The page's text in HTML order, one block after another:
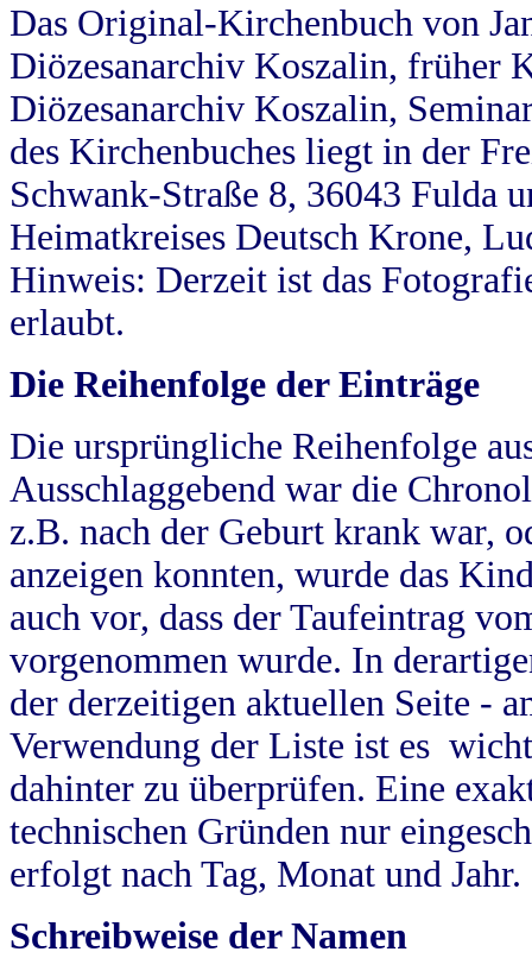
Das Original-Kirchenbuch von
Diözesanarchiv Koszalin, früher
Diözesanarchiv Koszalin,
des Kirchenbuches liegt in der
Schwank-Straße 8, 36043 Fulda
Heimatkreises Deutsch Krone,
Hinweis: Derzeit ist das
erlaubt.
Die Reihenfolge der Einträge
Die ursprüngliche Reihenfolge
Ausschlaggebend war die
z.B. nach der Geburt krank war,
anzeigen konnten, wurde das
auch vor, dass der Taufeintrag
vorgenommen wurde. In
der derzeitigen aktuellen Seite -
Verwendung der Liste ist es
dahinter zu überprüfen. Eine
technischen Gründen nur
erfolgt nach Tag, Monat und Jahr.
Schreibweise der Namen